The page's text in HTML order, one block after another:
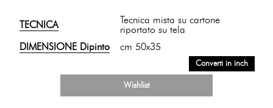
TECNICA
Tecnica mista su cartone
riportato su tela
DIMENSIONE Dipinto
cm 50x35
Converti in inch
Wishlist